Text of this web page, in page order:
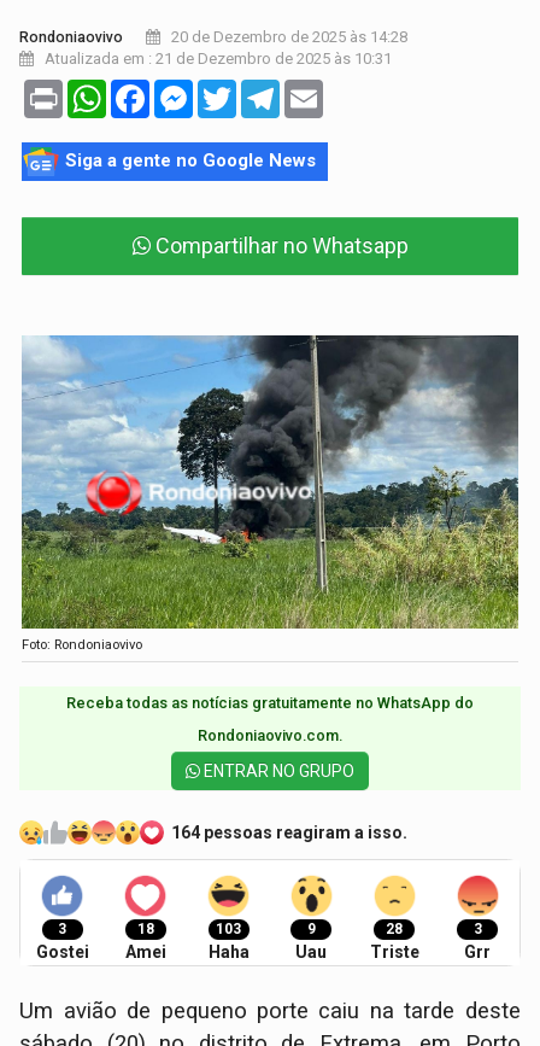
Rondoniaovivo
20 de Dezembro de 2025 às 14:28
Atualizada em : 21 de Dezembro de 2025 às 10:31
Print WhatsAppFacebookMessenger
TwitterTelegram
Siga a gente no Google News
Compartilhar no Whatsapp
Foto: Rondoniaovivo
Receba todas as notícias gratuitamente no WhatsApp do
Rondoniaovivo.com.​
ENTRAR NO GRUPO
164 pessoas reagiram a isso.
3
Gostei
18
Amei
103
Haha
9
Uau
28
Triste
3
Grr
Um avião de pequeno porte caiu na tarde deste